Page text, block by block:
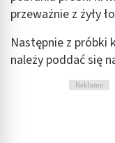
przeważnie z żyły
Następnie z próbki
należy poddać się
Reklama